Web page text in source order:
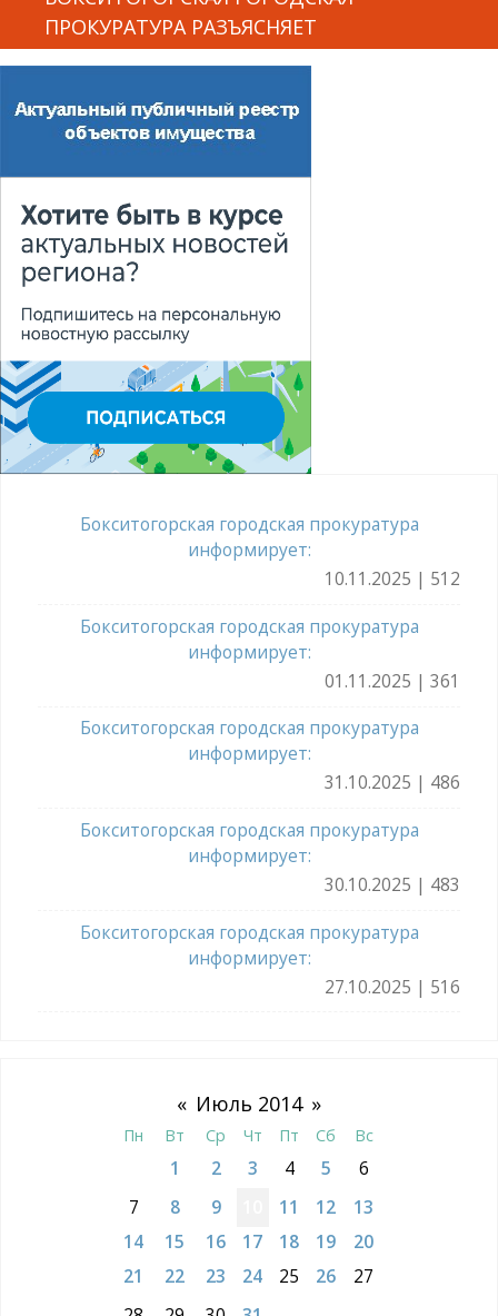
ПРОКУРАТУРА РАЗЪЯСНЯЕТ
Бокситогорская городская прокуратура
информирует:
10.11.2025 | 512
Бокситогорская городская прокуратура
информирует:
01.11.2025 | 361
Бокситогорская городская прокуратура
информирует:
31.10.2025 | 486
Бокситогорская городская прокуратура
информирует:
30.10.2025 | 483
Бокситогорская городская прокуратура
информирует:
27.10.2025 | 516
« Июль 2014 »
Пн Вт Ср Чт Пт Сб Вс
1 2 3 4 5
6
7
8 9 11 12
13
14
15 16 17 18 19
20
21
22 23 24 25 26
27